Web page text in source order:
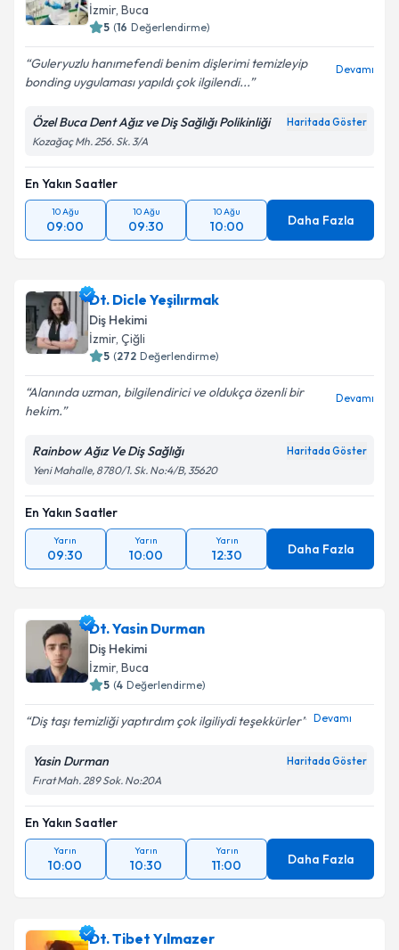
İzmir, Buca
5 (16 Değerlendirme)
Guleryuzlu hanımefendi benim dişlerimi temizleyip
bonding uygulaması yapıldı çok ilgilendi...
Devamı
Özel Buca Dent Ağız ve Diş Sağlığı Polikinliği Haritada Göster
Kozağaç Mh. 256. Sk. 3/A
En Yakın Saatler
10 Ağu
09:00
10 Ağu
09:30
10 Ağu
10:00 Daha Fazla
Dt. Dicle Yeşilırmak
Diş Hekimi
İzmir, Çiğli
5 (272 Değerlendirme)
Alanında uzman, bilgilendirici ve oldukça özenli bir
hekim.
Devamı
Rainbow Ağız Ve Diş Sağlığı Haritada Göster
Yeni Mahalle, 8780/1. Sk. No:4/B, 35620
En Yakın Saatler
Yarın
09:30
Yarın
10:00
Yarın
12:30 Daha Fazla
Dt. Yasin Durman
Diş Hekimi
İzmir, Buca
5 (4 Değerlendirme)
Diş taşı temizliği yaptırdım çok ilgiliydi teşekkürler Devamı
Yasin Durman Haritada Göster
Fırat Mah. 289 Sok. No:20A
En Yakın Saatler
Yarın
10:00
Yarın
10:30
Yarın
11:00 Daha Fazla
Dt. Tibet Yılmazer